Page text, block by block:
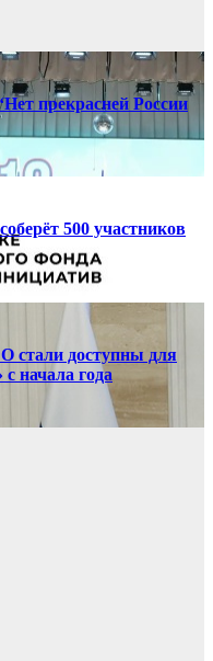
прекрасней России
500 участников
стали доступны для
начала года